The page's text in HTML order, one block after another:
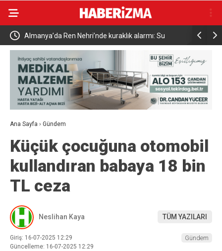
Ren Nehri’nde kuraklık alarmı: Su
tarihi düşüş yaşandı
Uludağ’da çıkan orman
Ana Sayfa › Gündem
Küçük çocuğuna otomobil
kullandıran babaya 18 bin
TL ceza
Neslihan Kaya TÜM YAZILARI
Giriş: 16-07-2025 12:29
Güncelleme: 16-07-2025 12:29
Gündem